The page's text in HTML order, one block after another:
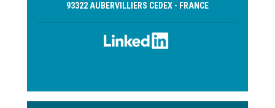
93322 AUBERVILLIERS CEDEX - FRANCE